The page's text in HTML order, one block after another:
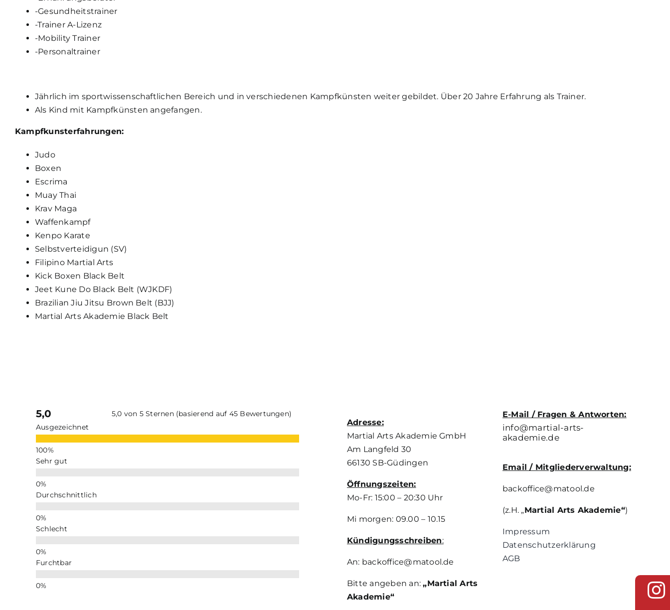
-Gesundheitstrainer
-Trainer A-Lizenz
-Mobility Trainer
-Personaltrainer
Jährlich im sportwissenschaftlichen Bereich und in verschiedenen Kampfkünsten weiter gebildet. Über 20 Jahre Erfahrung als Trainer.
Als Kind mit Kampfkünsten angefangen.
Kampfkunsterfahrungen:
Judo
Boxen
Escrima
Muay Thai
Krav Maga
Waffenkampf
Kenpo Karate
Selbstverteidigun (SV)
Filipino Martial Arts
Kick Boxen Black Belt
Jeet Kune Do Black Belt (WJKDF)
Brazilian Jiu Jitsu Brown Belt (BJJ)
Martial Arts Akademie Black Belt
5,0
5,0 von 5 Sternen (basierend auf 45 Bewertungen)
Ausgezeichnet
Sehr gut
Durchschnittlich
Schlecht
Furchtbar
Adresse:
Martial Arts Akademie GmbH
Am Langfeld 30
66130 SB-Güdingen
Öffnungszeiten:
Mo-Fr: 15:00 – 20:30 Uhr
Mi morgen: 09.00 – 10.15
Kündigungsschreiben:
An: backoffice@matool.de
Bitte angeben an:„Martial Arts
Akademie“
E-Mail / Fragen & Antworten:
info@martial-arts-
akademie.de
Email / Mitgliederverwaltung:
backoffice@matool.de
(z.H. „Martial Arts Akademie“)
Impressum
Datenschutzerklärung
AGB